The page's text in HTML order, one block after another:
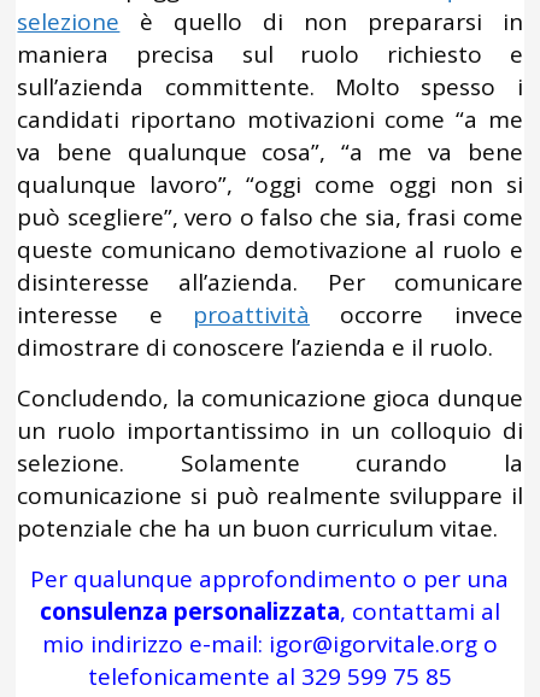
selezione è quello di non prepararsi in
maniera precisa sul ruolo richiesto e
sull’azienda committente. Molto spesso i
candidati riportano motivazioni come “a me
va bene qualunque cosa”, “a me va bene
qualunque lavoro”, “oggi come oggi non si
può scegliere”, vero o falso che sia, frasi come
queste comunicano demotivazione al ruolo e
disinteresse all’azienda. Per comunicare
interesse e proattività occorre invece
dimostrare di conoscere l’azienda e il ruolo.
Concludendo, la comunicazione gioca dunque
un ruolo importantissimo in un colloquio di
selezione. Solamente curando la
comunicazione si può realmente sviluppare il
potenziale che ha un buon curriculum vitae.
Per qualunque approfondimento o per una
consulenza personalizzata, contattami al
mio indirizzo e-mail: igor@igorvitale.orgo
telefonicamente al 329 599 75 85